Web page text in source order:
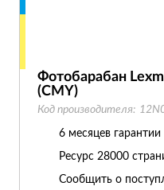
Фотобарабан
(CMY)
Код производителя:
6 месяцев гарантии
Ресурс 28000
Сообщить о